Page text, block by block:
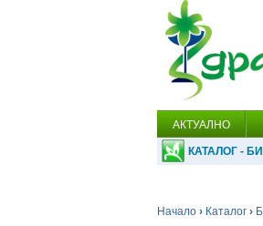
АКТУАЛНО
КАТАЛОГ -
Начало › Каталог ›